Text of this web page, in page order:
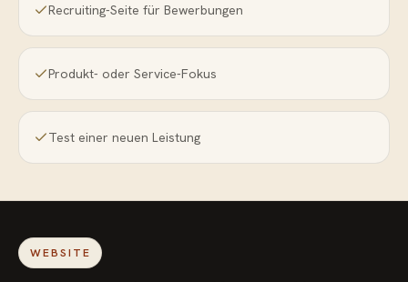
Recruiting-Seite für Bewerbungen
Produkt- oder Service-Fokus
Test einer neuen Leistung
WEBSITE